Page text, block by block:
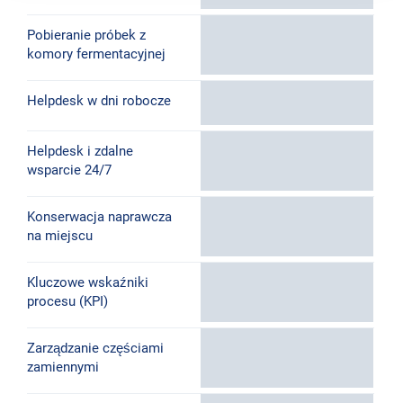
Pobieranie próbek z
komory fermentacyjnej
Helpdesk w dni robocze
Helpdesk i zdalne
wsparcie 24/7
Konserwacja naprawcza
na miejscu
Kluczowe wskaźniki
procesu (KPI)
Zarządzanie częściami
zamiennymi